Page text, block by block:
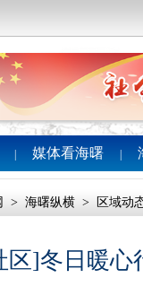
媒体看海曙
> 海曙纵横 > 区域动
区]冬日暖心